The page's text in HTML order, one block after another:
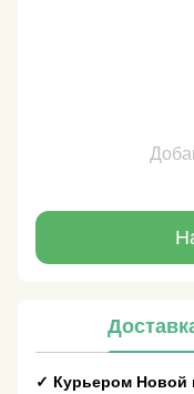
✓ Курьером Новой